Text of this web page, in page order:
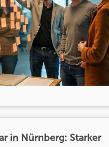
in Nürnberg: Starker